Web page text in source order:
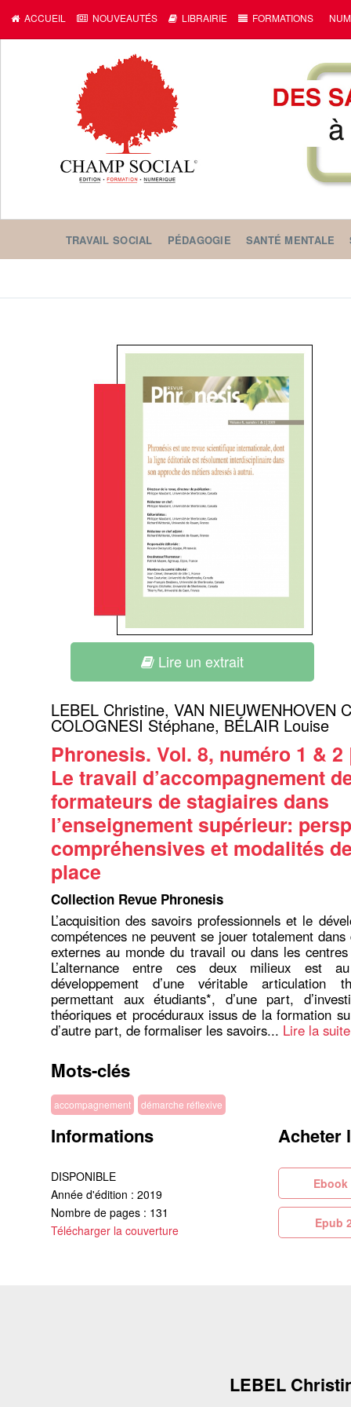
ACCUEIL NOUVEAUTÉS LIBRAIRIE FORMATIONS
TRAVAIL SOCIAL PÉDAGOGIE SANTÉ MENTALE
Lire un extrait
LEBEL Christine, VAN NIEUWENHOVEN
COLOGNESI Stéphane, BÉLAIR Louise
Phronesis. Vol. 8, numéro 1 & 2
Le travail d’accompagnement
formateurs de stagiaires dans
l’enseignement supérieur:
compréhensives et modalités
place
Collection Revue Phronesis
L’acquisition des savoirs professionnels et le
compétences ne peuvent se jouer totalement dans
externes au monde du travail ou dans les
L’alternance entre ces deux milieux est
développement d’une véritable articulation
permettant aux étudiants*, d’une part,
théoriques et procéduraux issus de la formation
d’autre part, de formaliser les savoirs... Lire la suite
Mots-clés
accompagnement démarche réflexive
Informations
DISPONIBLE
Année d'édition : 2019
Nombre de pages : 131
Télécharger la couverture
Acheter
LEBEL